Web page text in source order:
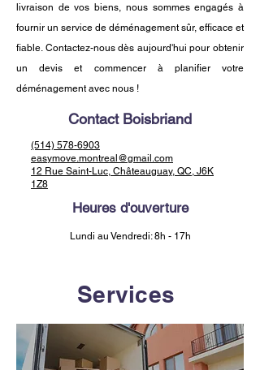
livraison de vos biens, nous sommes engagés à
fournir un service de déménagement sûr, efficace et
fiable. Contactez-nous dès aujourd'hui pour obtenir
un devis et commencer à planifier votre
déménagement avec nous !
Contact Boisbriand
(514) 578-6903
easymove.montreal@gmail.com
12 Rue Saint-Luc, Châteauguay, QC, J6K
1Z8
Heures d'ouverture
Lundi au Vendredi: 8h - 17h
Services